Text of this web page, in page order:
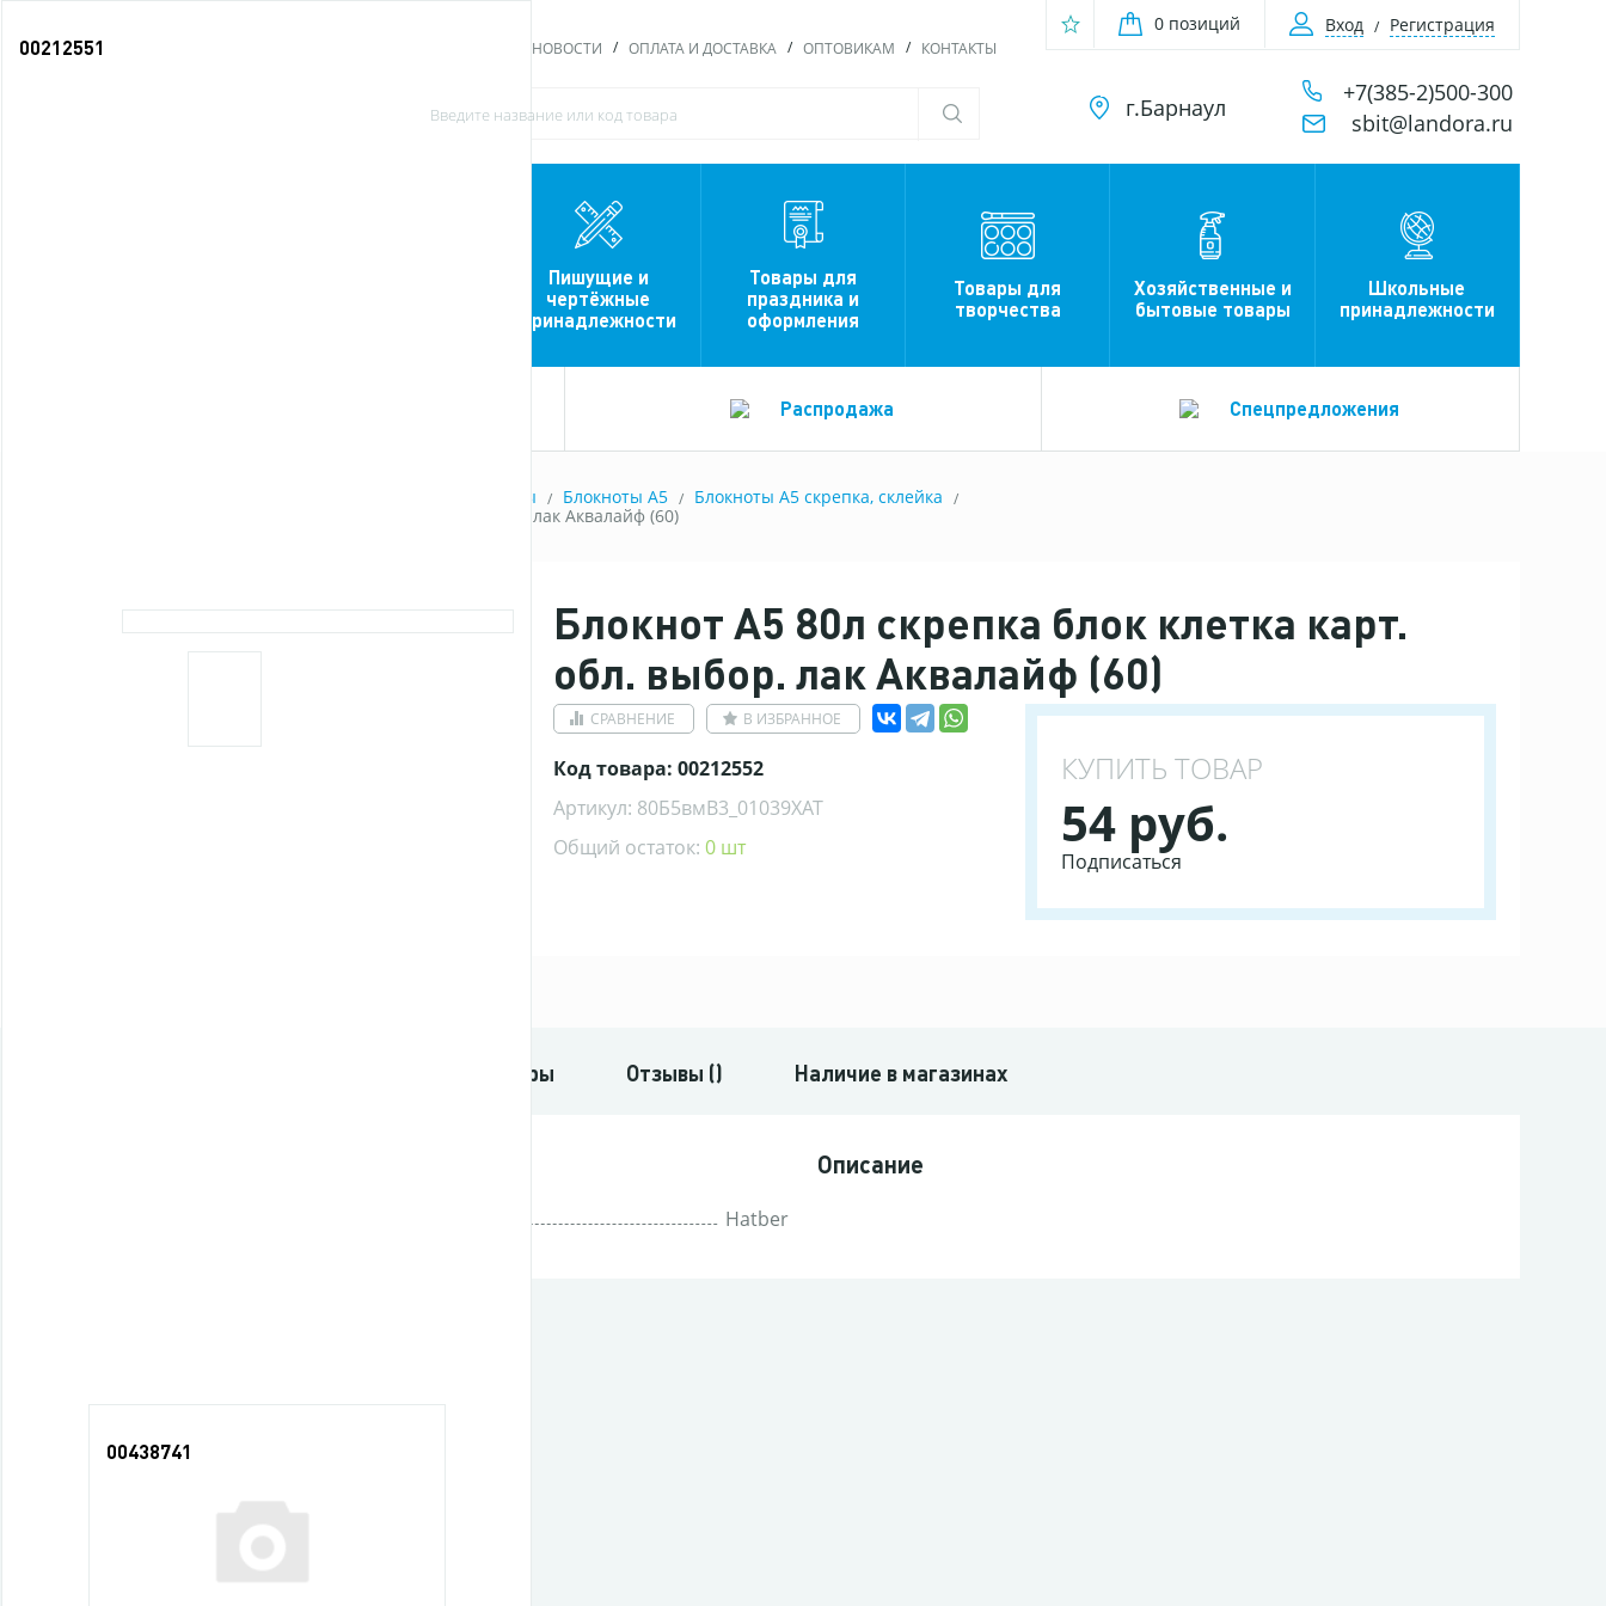
НОВОСТИ ОПЛАТА И ДОСТАВКА ОПТОВИКАМ КОНТАКТЫ
0 позиций Вход Регистрация
г.Барнаул
+7(385-2)500-300
sbit@landora.ru
Пишущие и
чертёжные
принадлежности
Товары для
праздника и
оформления
Товары для
творчества
Хозяйственные и
бытовые товары
Школьные
принадлежности
Распродажа Спецпредложения
Блокноты Блокноты A5
Блокноты А5 скрепка, склейка
Блокнот А5 80л скрепка блок клетка карт. обл. выбор. лак Аквалайф (60)
Блокнот А5 80л скрепка блок клетка карт.
обл. выбор. лак Аквалайф (60)
СРАВНЕНИЕ В ИЗБРАННОЕ
Код товара: 00212552
Артикул: 80Б5вмВ3_01039ХАТ
Общий остаток:0 шт
КУПИТЬ ТОВАР
54 руб.
Подписаться
Похожие товары Отзывы () Наличие в магазинах
Hatber
Описание
00438741
00212551